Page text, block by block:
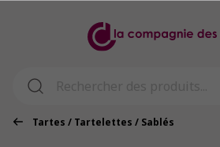
Tartes / Tartelettes / Sablés